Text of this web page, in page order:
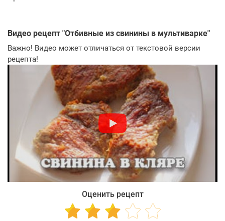
Видео рецепт "Отбивные из свинины в мультиварке"
Важно! Видео может отличаться от текстовой версии
рецепта!
Оценить рецепт